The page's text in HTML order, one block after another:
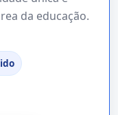
da educação.